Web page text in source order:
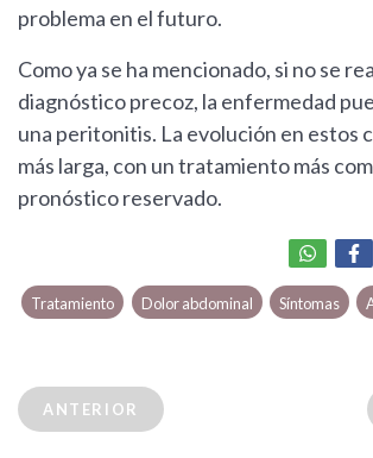
problema en el futuro.
Como ya se ha mencionado, si no se
diagnóstico precoz, la enfermedad
una peritonitis. La evolución en estos
más larga, con un tratamiento más
pronóstico reservado.
Tratamiento Dolor abdominal Síntomas
ANTERIOR